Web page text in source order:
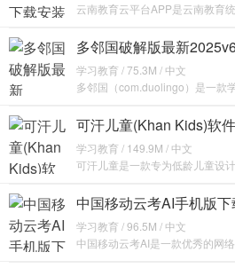
云南教育云平台APP是云南教育
多邻国破解版最新
学习教育 / 75.3M / 中文
多邻国（com.duolingo）是一款
可汗儿童(Khan Kids)软
载安装v7.0.3
学习教育 / 149.9M / 中文
可汗儿童是一款专为低龄儿童设
中国移动云考AI手机版
学习教育 / 96.5M / 中文
中国移动云考AI是一款优秀的网